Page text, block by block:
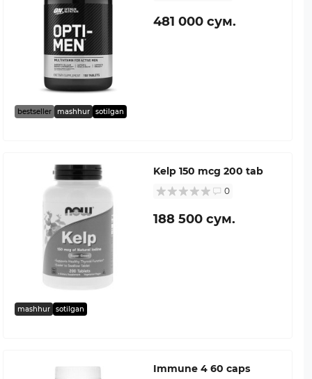
bestseller mashhur sotilgan
481 000 сум.
mashhur sotilgan
Kelp 150 mcg 200 tab
0
188 500 сум.
Immune 4 60 caps